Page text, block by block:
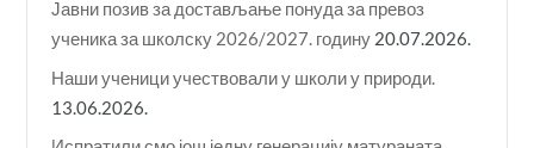
Јавни позив за достављање понуда за превоз
ученика за школску 2026/2027. годину 20.07.2026.
Наши ученици учествовали у школи у природи.
13.06.2026.